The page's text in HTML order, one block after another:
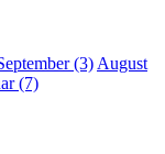
(3)August
(7)